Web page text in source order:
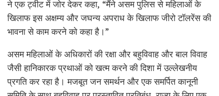
ने एक ट्वीट में जोर देकर कहा, “मैंने असम पुलिस से महिलाओं के
खिलाफ इस अक्षम्य और जघन्य अपराध के खिलाफ जीरो टॉलरेंस की
भावना से काम करने को कहा है।”
असम महिलाओं के अधिकारों की रक्षा और बहुविवाह और बाल विवाह
जैसी हानिकारक प्रथाओं को खत्म करने की दिशा में उल्लेखनीय
प्रगति कर रहा है। मजबूत जन समर्थन और एक समर्पित कानूनी